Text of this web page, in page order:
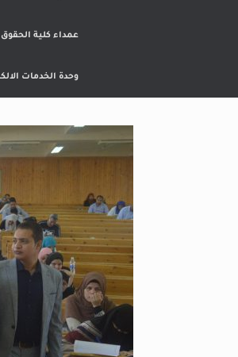
عمداء كلية الحقوق
وحدة الخدمات